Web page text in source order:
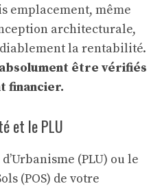
emplacement, même
architecturale,
la rentabilité.
être vérifiés
financier.
et le PLU
(PLU) ou le
(POS) de votre